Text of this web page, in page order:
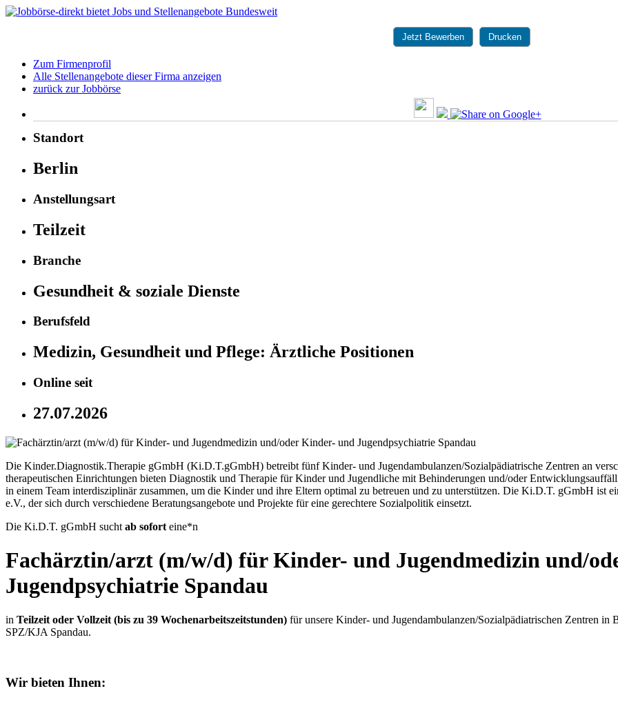
Jetzt Bewerben Drucken
Zum Firmenprofil
Alle Stellenangebote dieser Firma anzeigen
zurück zur Jobbörse
Standort
Berlin
Anstellungsart
Teilzeit
Branche
Gesundheit & soziale Dienste
Berufsfeld
Medizin, Gesundheit und Pflege: Ärztliche Positionen
Online seit
27.07.2026
Die Kinder.Diagnostik.Therapie gGmbH (Ki.D.T.gGmbH) betreibt fünf Kinder- und Jugendambulanzen/Sozialpädiatrische Zentren an
therapeutischen Einrichtungen bieten Diagnostik und Therapie für Kinder und Jugendliche mit Behinderungen und/oder
in einem Team interdisziplinär zusammen, um die Kinder und ihre Eltern optimal zu betreuen und zu unterstützen. Die Ki.D.T. gGmbH ist
e.V., der sich durch verschiedene Beratungsangebote und Projekte für eine gerechtere Sozialpolitik einsetzt.
Die Ki.D.T. gGmbH sucht ab sofort eine*n
Fachärztin/arzt (m/w/d) für Kinder- und Jugendmedizin und/
Jugendpsychiatrie Spandau
in Teilzeit oder Vollzeit (bis zu 39 Wochenarbeitszeitstunden) für unsere Kinder- und Jugendambulanzen/Sozialpädiatrischen Zentren
SPZ/KJA Spandau.
Wir bieten Ihnen: